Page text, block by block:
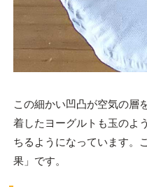
この細かい凹凸が空気の層
着したヨーグルトも玉のよ
ちるようになっています。
果」です。